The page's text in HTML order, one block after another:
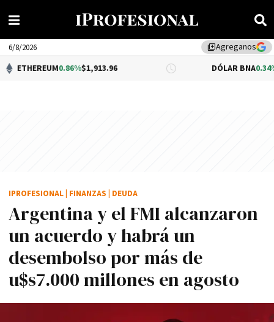
library_addAgreganos
6/8/2026
0.86%$1,913.96 DÓLAR BNA 0.34%$1,520.00
Argentina y el FMI alcanzaron
un acuerdo y habrá un
desembolso por más de
u$s7.000 millones en agosto
IPROFESIONAL FINANZAS DEUDA